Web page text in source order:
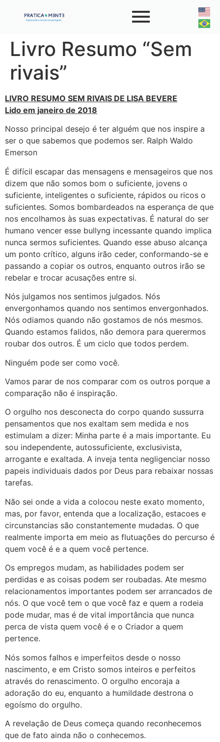
Livro Resumo “Sem
rivais”
LIVRO RESUMO SEM RIVAIS DE LISA BEVERE
Lido em janeiro de 2018
Nosso principal desejo é ter alguém que nos inspire a
ser o que sabemos que podemos ser. Ralph Waldo
Emerson
É difícil escapar das mensagens e mensageiros que nos
dizem que não somos bom o suficiente, jovens o
suficiente, inteligentes o suficiente, rápidos ou ricos o
suficientes. Somos bombardeados na esperança de que
nos encolhamos às suas expectativas. É natural do ser
humano vencer esse bullyng incessante quando implica
nunca sermos suficientes. Quando esse abuso alcança
um ponto crítico, alguns irão ceder, conformando-se e
passando a copiar os outros, enquanto outros irão se
rebelar e trocar acusações entre si.
Nós julgamos nos sentimos julgados. Nós
envergonhamos quando nos sentimos envergonhados.
Nós odiamos quando não gostamos de nós mesmos.
Quando estamos falidos, não demora para querermos
roubar dos outros. É um ciclo que todos perdem.
Ninguém pode ser como você.
Vamos parar de nos comparar com os outros porque a
comparação não é inspiração.
O orgulho nos desconecta do corpo quando sussurra
pensamentos que nos exaltam sem medida e nos
estimulam a dizer: Minha parte é a mais importante. Eu
sou independente, autossuficiente, exclusivista,
arrogante e exaltada. A inveja tenta negligenciar nosso
papeis individuais dados por Deus para rebaixar nossas
tarefas.
Não sei onde a vida a colocou neste exato momento,
mas, por favor, entenda que a localização, estacoes e
circunstancias são constantemente mudadas. O que
realmente importa em meio as flutuações do percurso é
quem você é e a quem você pertence.
Os empregos mudam, as habilidades podem ser
perdidas e as coisas podem ser roubadas. Ate mesmo
relacionamentos importantes podem ser arrancados de
nós. O que você tem o que você faz e quem a rodeia
pode mudar, mas é de vital importância que nunca
perca de vista quem você é e o Criador a quem
pertence.
Nós somos falhos e imperfeitos desde o nosso
nascimento, e em Cristo somos inteiros e perfeitos
através do renascimento. O orgulho encoraja a
adoração do eu, enquanto a humildade destrona o
egoísmo do orgulho.
A revelação de Deus começa quando reconhecemos
que de fato ainda não o conhecemos.